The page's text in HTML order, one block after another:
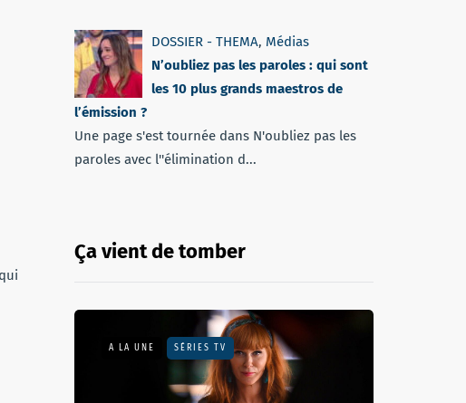
DOSSIER - THEMA, Médias
N’oubliez pas les paroles : qui sont
les 10 plus grands maestros de
l’émission ?
Une page s'est tournée dans N'oubliez pas les
paroles avec l''élimination d...
Ça vient de tomber
A LA UNE SÉRIES TV